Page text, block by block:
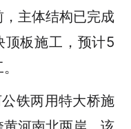
主体结构已完成
板施工，预计5
铁两用特大桥施